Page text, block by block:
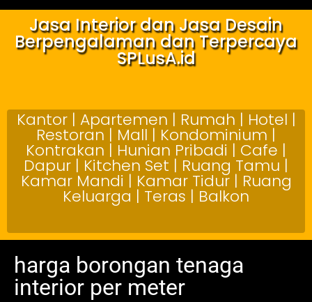
Jasa Interior dan Jasa Desain
Berpengalaman dan Terpercaya
SPLusA.id
Kantor | Apartemen | Rumah | Hotel |
Restoran | Mall | Kondominium |
Kontrakan | Hunian Pribadi | Cafe |
Dapur | Kitchen Set | Ruang Tamu |
Kamar Mandi | Kamar Tidur | Ruang
Keluarga | Teras | Balkon
harga borongan tenaga
interior per meter